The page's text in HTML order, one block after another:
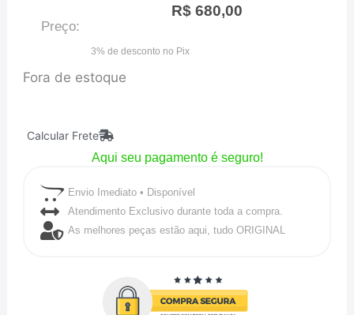
Preço:
R$680,00
3% de desconto no Pix
Fora de estoque
Calcular Frete
Aqui seu pagamento é seguro!
Envio Imediato • Disponível
Atendimento Exclusivo durante toda a compra.
As melhores peças estão aqui, tudo ORIGINAL